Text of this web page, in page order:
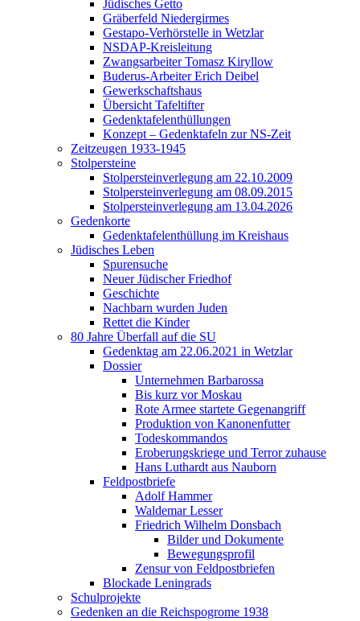
Jüdisches Getto
Gräberfeld Niedergirmes
Gestapo-Verhörstelle in Wetzlar
NSDAP-Kreisleitung
Zwangsarbeiter Tomasz Kiryllow
Buderus-Arbeiter Erich Deibel
Gewerkschaftshaus
Übersicht Tafeltifter
Gedenktafelenthüllungen
Konzept – Gedenktafeln zur NS-Zeit
Zeitzeugen 1933-1945
Stolpersteine
Stolpersteinverlegung am 22.10.2009
Stolpersteinverlegung am 08.09.2015
Stolpersteinverlegung am 13.04.2026
Gedenkorte
Gedenktafelenthüllung im Kreishaus
Jüdisches Leben
Spurensuche
Neuer Jüdischer Friedhof
Geschichte
Nachbarn wurden Juden
Rettet die Kinder
80 Jahre Überfall auf die SU
Gedenktag am 22.06.2021 in Wetzlar
Dossier
Unternehmen Barbarossa
Bis kurz vor Moskau
Rote Armee startete Gegenangriff
Produktion von Kanonenfutter
Todeskommandos
Eroberungskriege und Terror zuhause
Hans Luthardt aus Nauborn
Feldpostbriefe
Adolf Hammer
Waldemar Lesser
Friedrich Wilhelm Donsbach
Bilder und Dokumente
Bewegungsprofil
Zensur von Feldpostbriefen
Blockade Leningrads
Schulprojekte
Gedenken an die Reichspogrome 1938